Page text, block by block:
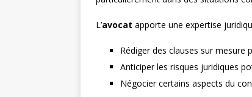
L’avocat apporte une expertise
Rédiger des clauses sur
Anticiper les risques juridiques
Négocier certains aspects du